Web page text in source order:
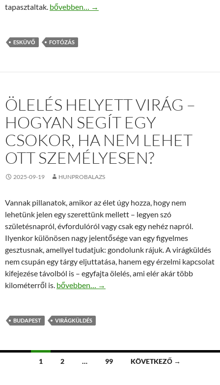
tapasztaltak. Esküvő fotózás, ami több mint dokumentálás: a
bővebben… →
ESKÜVŐ FOTÓZÁS
ÖLELÉS HELYETT VIRÁG –
HOGYAN SEGÍT EGY
CSOKOR, HA NEM LEHET
OTT SZEMÉLYESEN?
2025-09-19 HUNPROBALAZS
Vannak pillanatok, amikor az élet úgy hozza, hogy nem
lehetünk jelen egy szerettünk mellett – legyen szó
születésnapról, évfordulóról vagy csak egy nehéz napról.
Ilyenkor különösen nagy jelentősége van egy figyelmes
gesztusnak, amellyel tudatjuk: gondolunk rájuk. A virágküldés
nem csupán egy tárgy eljuttatása, hanem egy érzelmi kapcsolat
kifejezése távolból is – egyfajta ölelés, ami elér akár több
kilométerről is. Ölelés helyett virág – Hogyan segít egy csokor,
bővebben… →
BUDAPEST VIRÁGKÜLDÉS
Bejegyzések
1 2 … 99 KÖVETKEZŐ →